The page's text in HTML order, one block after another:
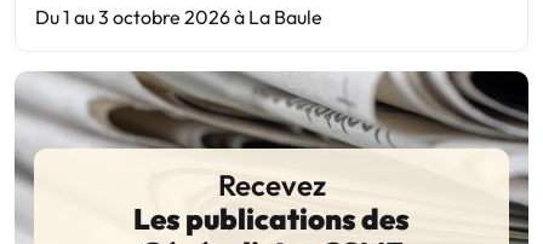
Du 1 au 3 octobre 2026 à La Baule
Recevez
Les publications des